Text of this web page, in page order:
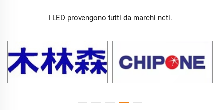
I LED provengono tutti da marchi noti.